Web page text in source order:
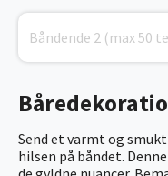
Send et varmt og
hilsen på båndet.